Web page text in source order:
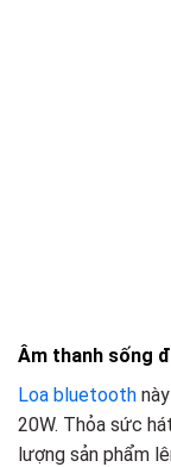
Âm thanh sống
Loa bluetooth
20W. Thỏa sức
lượng sản phẩm